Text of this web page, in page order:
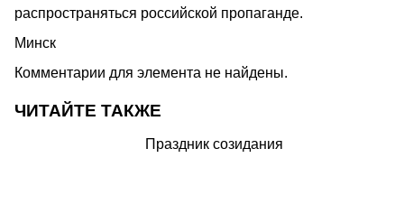
распространяться российской пропаганде.
Минск
Комментарии для элемента не найдены.
ЧИТАЙТЕ ТАКЖЕ
Праздник созидания